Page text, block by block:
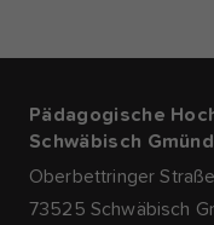
Pädagogische
Schwäbisch Gmünd
Oberbettringer
73525 Schwäbisch